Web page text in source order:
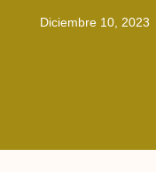
Diciembre 10, 2023